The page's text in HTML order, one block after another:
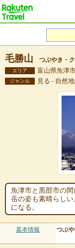
毛勝山 つぶやき・
エリア 富山県魚津
ジャンル 見る - 自然
魚津市と黒部市の
岳の姿も素晴らし
になる。
基本情報 つぶ